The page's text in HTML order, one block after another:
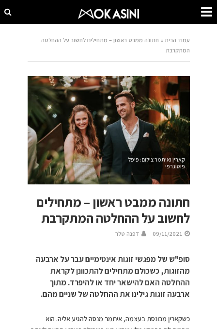
עמוד הבית » חתונה ממבט ראשון – מתחילים לחשוב על ההחלטה
המתקרבת
קארין ואיתמר צילום: פיפל
פוטוגרפי
חתונה ממבט ראשון – מתחילים
לחשוב על ההחלטה המתקרבת
09/11/2021 דפנה טלר
סופ"ש של מפגשי זוגות אינטימיים עבר על ארבעה
מהזוגות, כשכולם מתחילים להתכוונן לקראת
ההחלטה האם להישאר יחד או להיפרד. מתוך
ארבעה זוגות גילינו את ההחלטה של שניים מהם.
כשקארין מכונסת בעצמה, איתמר מנסה להגיע אליה. הוא